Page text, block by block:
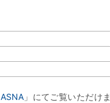
ASNA」にてご覧いただけま